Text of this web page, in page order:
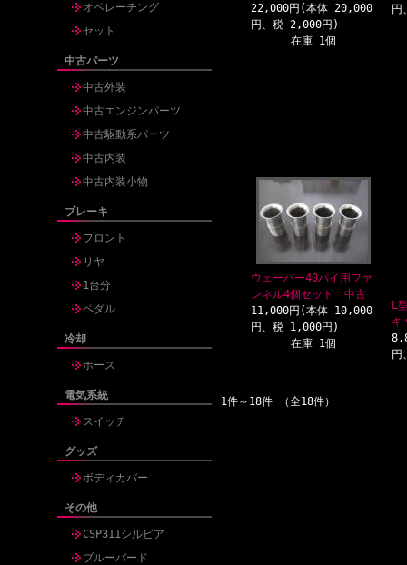
オペレーチング
セット
中古パーツ
中古外装
中古エンジンパーツ
中古駆動系パーツ
中古内装
中古内装小物
ブレーキ
フロント
リヤ
1台分
ペダル
冷却
ホース
電気系統
スイッチ
グッズ
ボディカバー
その他
CSP311シルビア
ブルーバード
22,000円(本体 20,000
円、税 2,000円)
在庫 1個
円
ウェーバー40パイ用ファ
ンネル4個セット 中古
11,000円(本体 10,000
円、税 1,000円)
在庫 1個
L
キ
円
1件～18件 （全18件）